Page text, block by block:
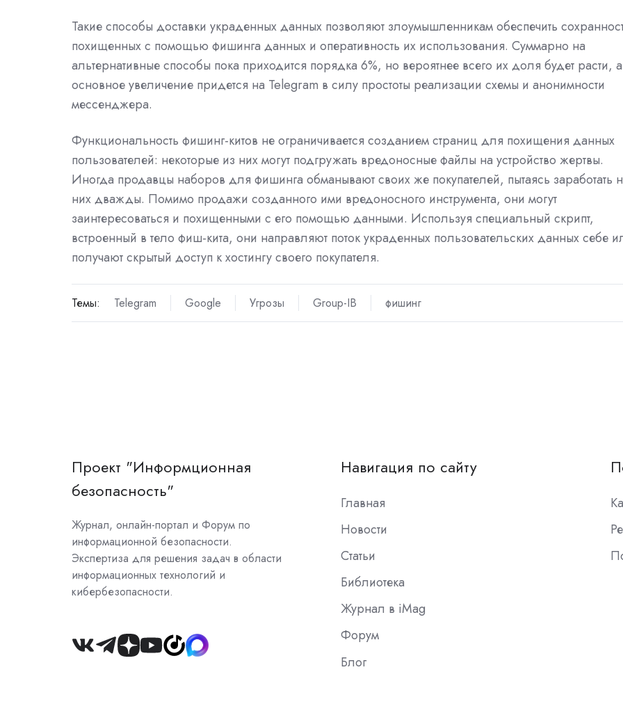
Такие способы доставки украденных данных позволяют злоумышленникам обеспечить
похищенных с помощью фишинга данных и оперативность их использования. Суммарно на
альтернативные способы пока приходится порядка 6%, но вероятнее всего их доля будет расти, а
основное увеличение придется на Telegram в силу простоты реализации схемы и анонимности
мессенджера.
Функциональность фишинг-китов не ограничивается созданием страниц для похищения данных
пользователей: некоторые из них могут подгружать вредоносные файлы на устройство жертвы.
Иногда продавцы наборов для фишинга обманывают своих же покупателей, пытаясь заработать
них дважды. Помимо продажи созданного ими вредоносного инструмента, они могут
заинтересоваться и похищенными с его помощью данными. Используя специальный скрипт,
встроенный в тело фиш-кита, они направляют поток украденных пользовательских данных себе
получают скрытый доступ к хостингу своего покупателя.
Темы: Telegram Google Угрозы Group-IB фишинг
Проект "Информционная
безопасность"
Журнал, онлайн-портал и Форум по
информационной безопасности.
Экспертиза для решения задач в области
информационных технологий и
кибербезопасности.
Join
Навигация по сайту
Главная
Новости
Статьи
Библиотека
Журнал в iMag
Форум
Блог